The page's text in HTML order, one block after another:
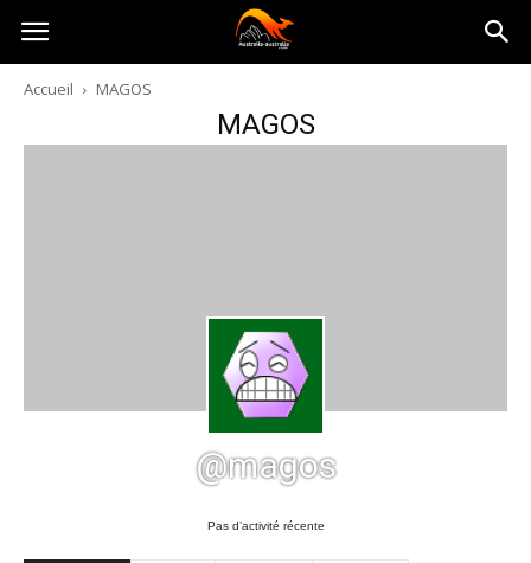
Australia-
australie.com
Accueil MAGOS
MAGOS
@magos
Pas d’activité récente